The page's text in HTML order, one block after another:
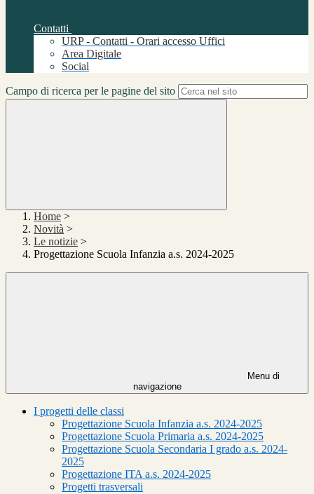
Contatti
URP - Contatti - Orari accesso Uffici
Area Digitale
Social
Campo di ricerca per le pagine del sito
Home >
Novità >
Le notizie >
Progettazione Scuola Infanzia a.s. 2024-2025
Menu di
navigazione
I progetti delle classi
Progettazione Scuola Infanzia a.s. 2024-2025
Progettazione Scuola Primaria a.s. 2024-2025
Progettazione Scuola Secondaria I grado a.s. 2024-
2025
Progettazione ITA a.s. 2024-2025
Progetti trasversali